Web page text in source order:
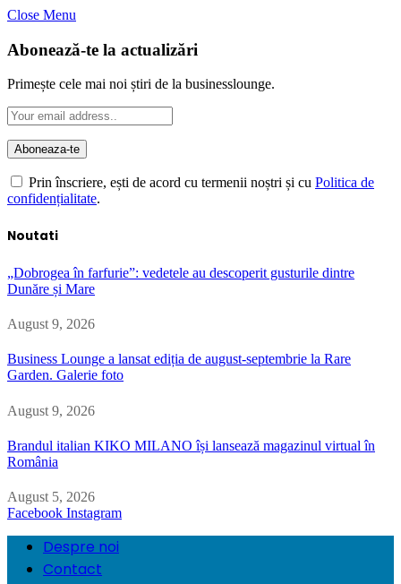
Close Menu
Abonează-te la actualizări
Primește cele mai noi știri de la businesslounge.
Prin înscriere, ești de acord cu termenii noștri și cu Politica de
confidențialitate.
Noutati
„Dobrogea în farfurie”: vedetele au descoperit gusturile dintre
Dunăre și Mare
August 9, 2026
Business Lounge a lansat ediția de august-septembrie la Rare
Garden. Galerie foto
August 9, 2026
Brandul italian KIKO MILANO își lansează magazinul virtual în
România
August 5, 2026
Facebook Instagram
Despre noi
Contact